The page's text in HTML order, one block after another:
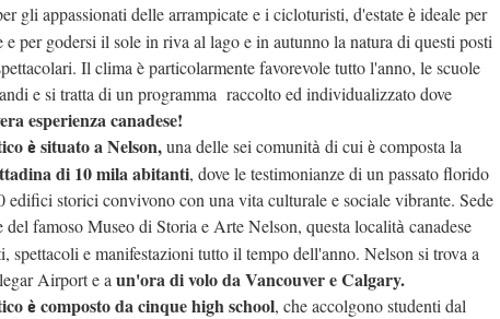
gli appassionati delle arrampicate e i cicloturisti, d'estate è ideale per
e per godersi il sole in riva al lago e in autunno la natura di questi posti
Il clima è particolarmente favorevole tutto l'anno, le scuole
e si tratta di un programma raccolto ed individualizzato dove
esperienza canadese!
è situato a Nelson,una delle sei comunità di cui è composta la
di 10 mila abitanti, dove le testimonianze di un passato florido
edifici storici convivono con una vita culturale e sociale vibrante. Sede
del famoso Museo di Storia e Arte Nelson, questa località canadese
spettacoli e manifestazioni tutto il tempo dell'anno. Nelson si trova a
Airport e a un'ora di volo da Vancouver e Calgary.
è composto da cinque high school, che accolgono studenti dal